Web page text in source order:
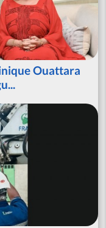
Ouattara